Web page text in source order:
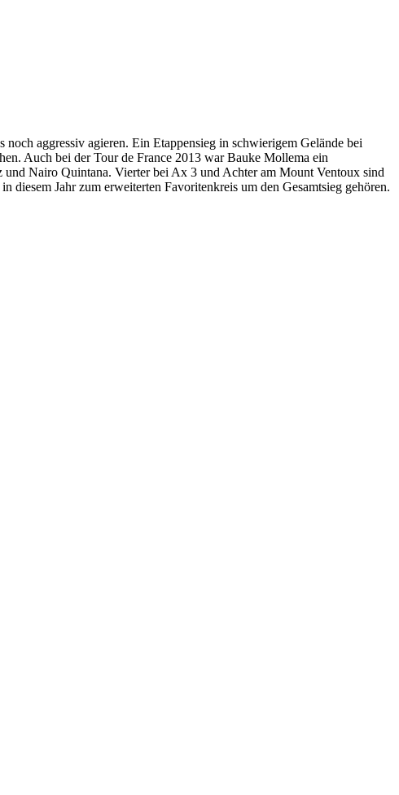
aggressiv agieren. Ein Etappensieg in schwierigem Gelände bei
Auch bei der Tour de France 2013 war Bauke Mollema ein
Nairo Quintana. Vierter bei Ax 3 und Achter am Mount Ventoux sind
Jahr zum erweiterten Favoritenkreis um den Gesamtsieg gehören.